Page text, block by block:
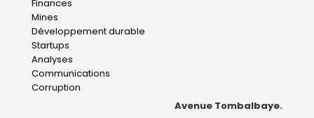
Finances
Mines
Développement durable
Startups
Analyses
Communications
Corruption
Avenue Tombalbaye.